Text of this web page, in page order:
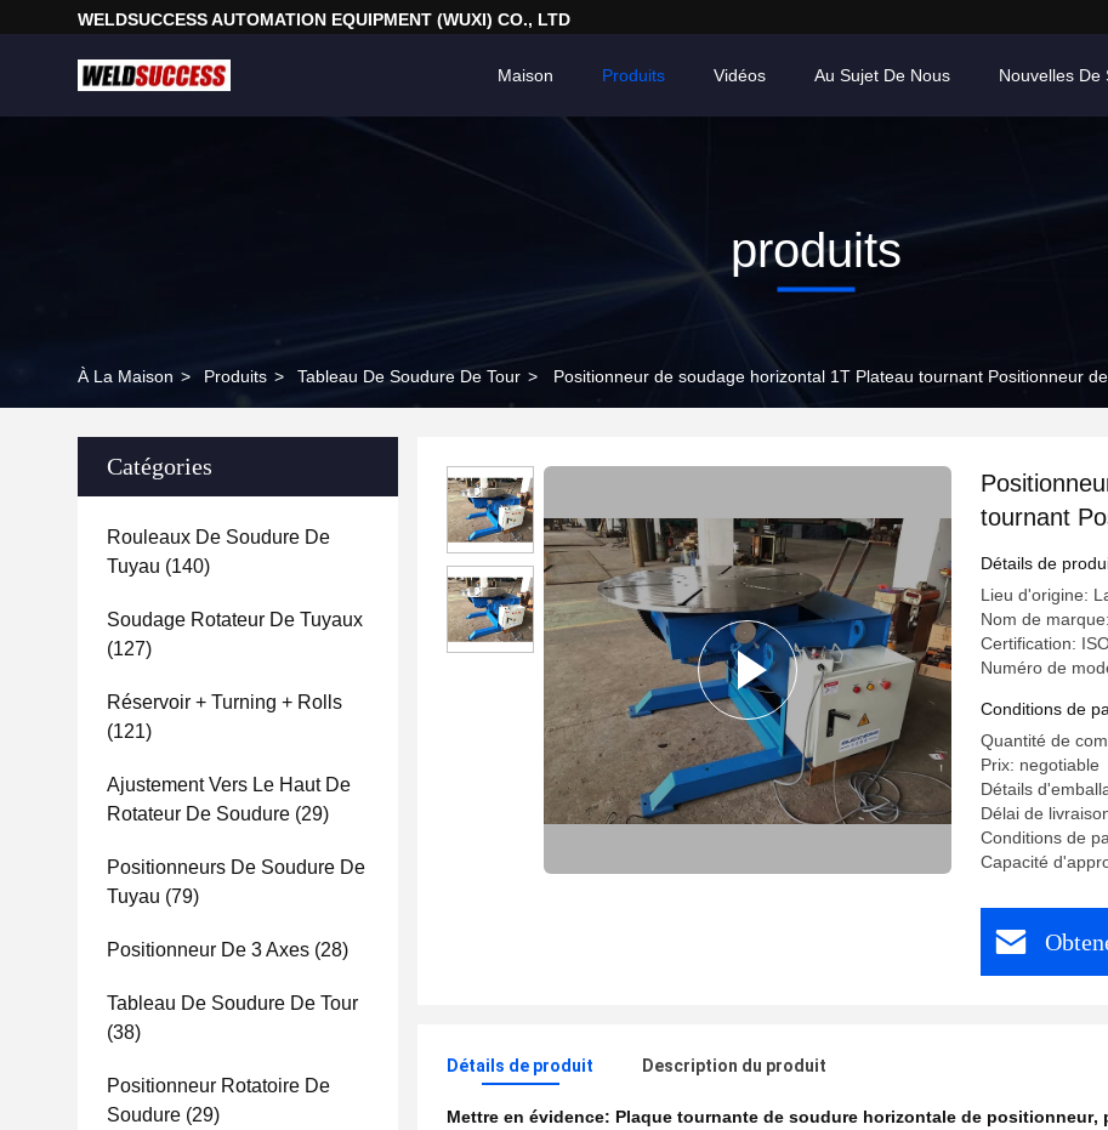
WELDSUCCESS AUTOMATION EQUIPMENT (WUXI) CO., LTD
Maison Produits Vidéos Au Sujet De Nous Nouvelles De
produits
À La Maison > Produits > Tableau De Soudure De Tour > Positionneur de soudage horizontal 1T Plateau tournant Positionneur
Catégories
Rouleaux De Soudure De
Tuyau (140)
Soudage Rotateur De Tuyaux
(127)
Réservoir + Turning + Rolls
(121)
Ajustement Vers Le Haut De
Rotateur De Soudure (29)
Positionneurs De Soudure De
Tuyau (79)
Positionneur De 3 Axes (28)
Tableau De Soudure De Tour
(38)
Positionneur Rotatoire De
Soudure (29)
tournant
Détails de
Lieu d'origine:
Nom de
Certification:
Numéro de
Conditions de
Quantité de
Prix: negotiable
Détails
Délai de
Conditions de
Capacité
Détails de produit Description du produit
Mettre en évidence: Plaque tournante de soudure horizontale de positionneur,